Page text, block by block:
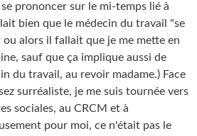
prononcer sur le mi-temps lié à
bien que le médecin du travail "se
alors il fallait que je me mette en
sauf que ça implique aussi de
du travail, au revoir madame.) Face
surréaliste, je me suis tournée vers
sociales, au CRCM et à
pour moi, ce n'était pas le